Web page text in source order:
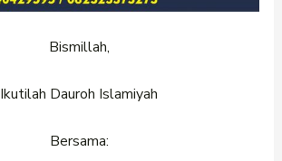
Bismillah,
Ikutilah Dauroh Islamiyah
Bersama: